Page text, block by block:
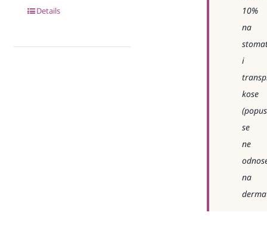
Details
10%
na
i
kose
se
ne
na